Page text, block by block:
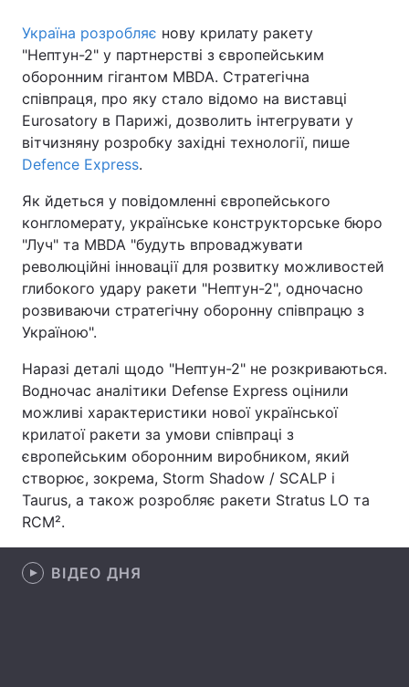
Україна Політика
Економіка Світ
Спорт Наука
Техно і зв'язок Лайт
Здоров'я Туризм
Цікавинки Погода
Екологія Регіони
Відео з Youtube Статті
Інтерв'ю Думки
Архів Вакансії
Контакти
Послуги
Україна розробляє нову крилату ракету
"Нептун-2" у партнерстві з європейським
оборонним гігантом MBDA. Стратегічна
співпраця, про яку стало відомо на виставці
Eurosatory в Парижі, дозволить інтегрувати у
вітчизняну розробку західні технології, пише
Defence Express.
Як йдеться у повідомленні європейського
конгломерату, українське конструкторське бюро
"Луч" та MBDA "будуть впроваджувати
революційні інновації для розвитку можливостей
глибокого удару ракети "Нептун-2", одночасно
розвиваючи стратегічну оборонну співпрацю з
Україною".
Наразі деталі щодо "Нептун-2" не розкриваються.
Водночас аналітики Defense Express оцінили
можливі характеристики нової української
крилатої ракети за умови співпраці з
європейським оборонним виробником, який
створює, зокрема, Storm Shadow / SCALP і
Taurus, а також розробляє ракети Stratus LO та
RCM².
ВІДЕО ДНЯ